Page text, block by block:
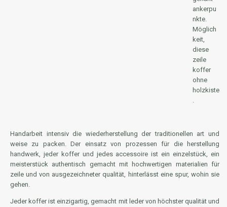
ankerpu
nkte.
Möglich
keit,
diese
zeile
koffer
ohne
holzkiste
.
Handarbeit intensiv die wiederherstellung der traditionellen art und
weise zu packen. Der einsatz von prozessen für die herstellung
handwerk, jeder koffer und jedes accessoire ist ein einzelstück, ein
meisterstück authentisch gemacht mit hochwertigen materialien für
zeile und von ausgezeichneter qualität, hinterlässt eine spur, wohin sie
gehen.
Jeder koffer ist einzigartig, gemacht mit leder von höchster qualität und